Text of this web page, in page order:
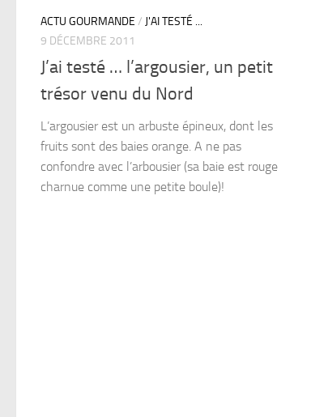
ACTU GOURMANDE / J'AI TESTÉ ...
9 DÉCEMBRE 2011
J’ai testé … l’argousier, un petit
trésor venu du Nord
L’argousier est un arbuste épineux, dont les
fruits sont des baies orange. A ne pas
confondre avec l’arbousier (sa baie est rouge
charnue comme une petite boule)!